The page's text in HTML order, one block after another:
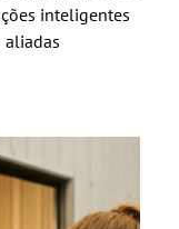
inteligentes
aliadas